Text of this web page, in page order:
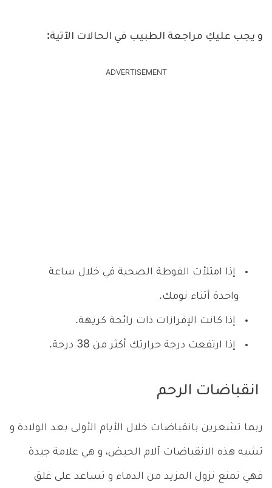
و يجب عليكِ مراجعة الطبيب في الحالات الآتية:
ADVERTISEMENT
إذا امتلأت الفوطة الصحية في خلال ساعة
واحدة أثناء نومك.
إذا كانت الإفرازات ذات رائحة كريهة.
إذا ارتفعت درجة حرارتك أكثر من 38 درجة.
انقباضات الرحم
ربما تشعرين بانقباضات خلال الأيام الأولى بعد الولادة و
تشبه هذه الانقباضات آلام الحيض، و هي علامة جيدة
فهي تمنع نزول المزيد من الدماء و تساعد على غلق